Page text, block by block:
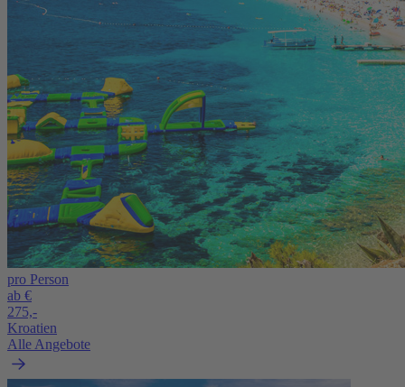
pro Person
ab €
275,-
Kroatien
Alle Angebote